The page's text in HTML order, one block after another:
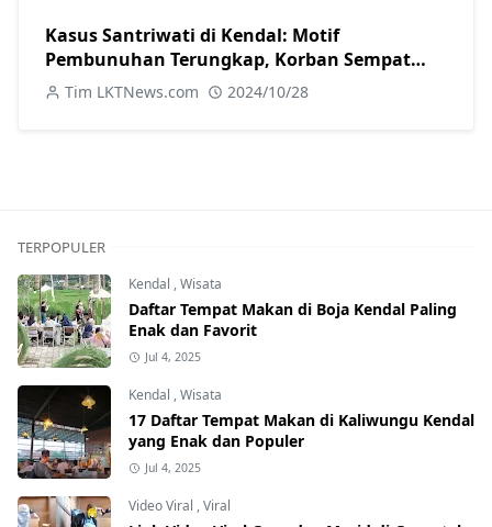
Kasus Santriwati di Kendal: Motif
Pembunuhan Terungkap, Korban Sempat
Melawan
Tim LKTNews.com 2024/10/28
TERPOPULER
Kendal ,Wisata
Daftar Tempat Makan di Boja Kendal Paling
Enak dan Favorit
Jul 4, 2025
Kendal ,Wisata
17 Daftar Tempat Makan di Kaliwungu Kendal
yang Enak dan Populer
Jul 4, 2025
Video Viral ,Viral